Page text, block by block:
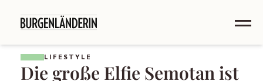
LIFESTYLE
Die große Elfie Semotan ist